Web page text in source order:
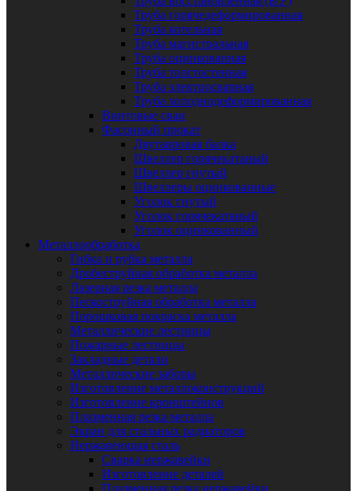
Труба горячедеформированная
Труба котельная
Труба магистральная
Труба оцинкованная
Труба толстостенная
Труба электросварная
Труба холоднодеформированная
Винтовые сваи
Фасонный прокат
Двутавровая балка
Швеллер горячекатаный
Швеллер гнутый
Швеллеры оцинкованные
Уголок гнутый
Уголок горячекатаный
Уголок оцинкованный
Металлообработка
Гибка и рубка металла
Дробеструйная обработка металла
Лазерная резка металла
Пескоструйная обработка металла
Порошковая покраска металла
Металлические лестницы
Пожарные лестницы
Закладные детали
Металлические заборы
Изготовление металлоконструкций
Изготовление кронштейнов
Плазменная резка металла
Экран для стальных радиаторов
Нержавеющая сталь
Сварка нержавейки
Изготовление деталей